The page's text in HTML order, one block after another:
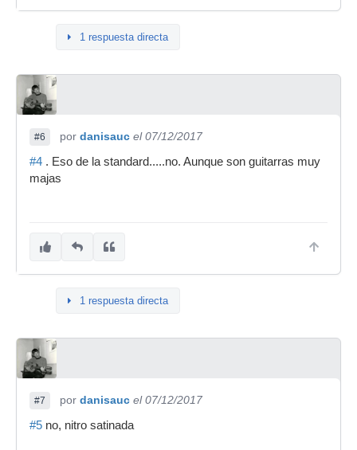
1 respuesta directa
#6 por danisauc el 07/12/2017
#4 . Eso de la standard.....no. Aunque son guitarras muy
majas
1 respuesta directa
#7 por danisauc el 07/12/2017
#5 no, nitro satinada